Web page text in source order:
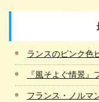
ランスのピンク色
『風そよぐ情景
フランス・ノルマ